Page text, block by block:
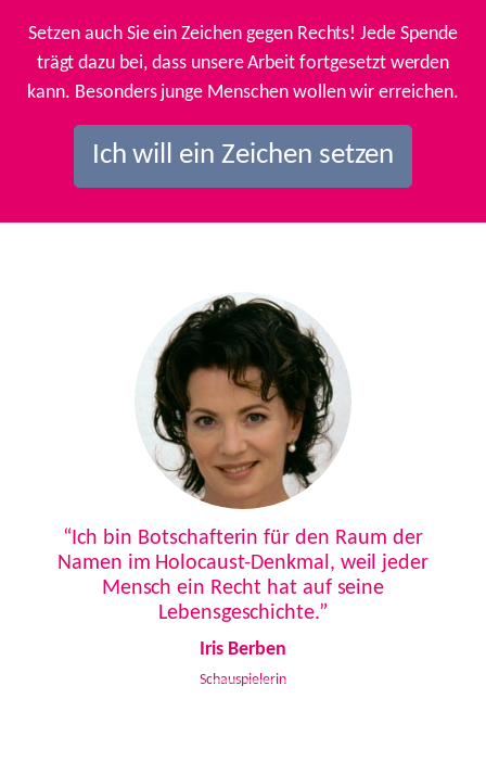
Setzen auch Sie ein Zeichen gegen Rechts! Jede Spende
trägt dazu bei, dass unsere Arbeit fortgesetzt werden
kann. Besonders junge Menschen wollen wir erreichen.
Ich will ein Zeichen setzen
“Ich bin Botschafterin für den Raum der
Namen im Holocaust-Denkmal, weil jeder
Mensch ein Recht hat auf seine
Lebensgeschichte.”
Iris Berben
Schauspielerin